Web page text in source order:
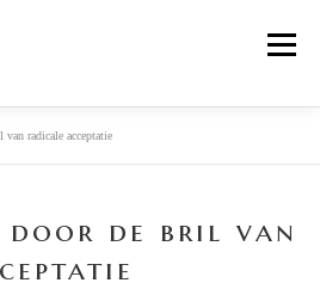
Menu
RETRAITE 2026 ARNO
radicale acceptatie
door de bril van